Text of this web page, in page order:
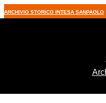
ARCHIVIO STORICO INTESA SANPAOLO